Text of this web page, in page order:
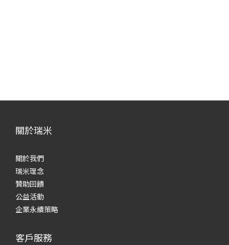
關於瑞米
關於我們
瑞米理念
贊助回饋
公益活動
企業永續策略
客戶服務